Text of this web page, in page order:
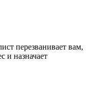
перезванивает вам,
и назначает